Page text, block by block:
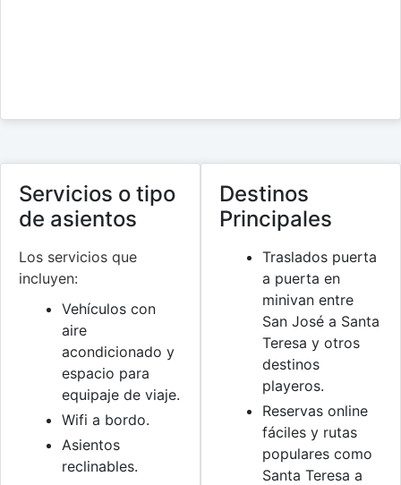
Servicios o tipo
de asientos
Los servicios que
incluyen:
Vehículos con
aire
acondicionado y
espacio para
equipaje de viaje.
Wifi a bordo.
Asientos
reclinables.
Destinos
Principales
Traslados puerta
a puerta en
minivan entre
San José a Santa
Teresa y otros
destinos
playeros.
Reservas online
fáciles y rutas
populares como
Santa Teresa a